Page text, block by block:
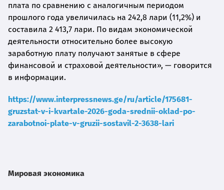
плата по сравнению с аналогичным периодом
прошлого года увеличилась на 242,8 лари (11,2%) и
составила 2 413,7 лари. По видам экономической
деятельности относительно более высокую
заработную плату получают занятые в сфере
финансовой и страховой деятельности», — говорится
в информации.
https://www.interpressnews.ge/ru/article/175681-
gruzstat-v-i-kvartale-2026-goda-srednii-oklad-po-
zarabotnoi-plate-v-gruzii-sostavil-2-3638-lari
Мировая экономика